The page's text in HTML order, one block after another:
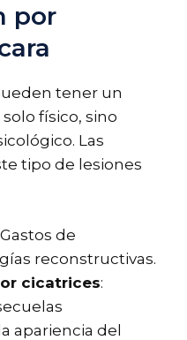
por
tener un
físico, sino
Las
tipo de lesiones
Gastos de
reconstructivas.
cicatrices:
apariencia del